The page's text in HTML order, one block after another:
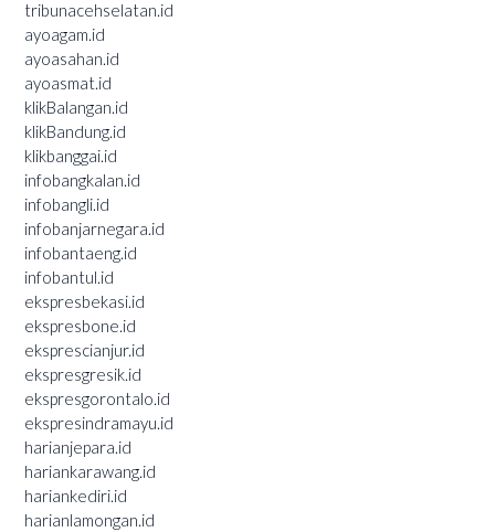
tribunacehselatan.id
ayoagam.id
ayoasahan.id
ayoasmat.id
klikBalangan.id
klikBandung.id
klikbanggai.id
infobangkalan.id
infobangli.id
infobanjarnegara.id
infobantaeng.id
infobantul.id
ekspresbekasi.id
ekspresbone.id
eksprescianjur.id
ekspresgresik.id
ekspresgorontalo.id
ekspresindramayu.id
harianjepara.id
hariankarawang.id
hariankediri.id
harianlamongan.id